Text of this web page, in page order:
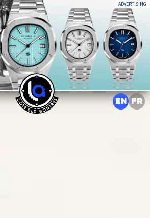
ADVERTISING
EN FR